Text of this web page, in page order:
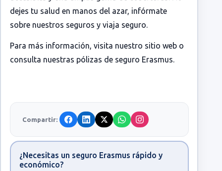
dejes tu salud en manos del azar, infórmate
sobre nuestros seguros y viaja seguro.
Para más información, visita nuestro sitio webo
consulta nuestras pólizas de seguro Erasmus.
Compartir:
¿Necesitas un seguro Erasmus rápido y
económico?